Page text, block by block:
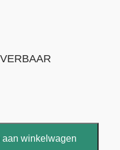
aan winkelwagen